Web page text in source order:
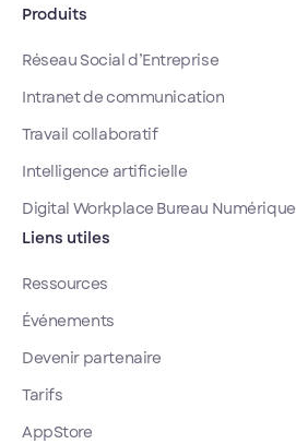
Produits
Réseau Social d’Entreprise
Intranet de communication
Travail collaboratif
Intelligence artificielle
Digital Workplace Bureau Numérique
Liens utiles
Ressources
Événements
Devenir partenaire
Tarifs
AppStore